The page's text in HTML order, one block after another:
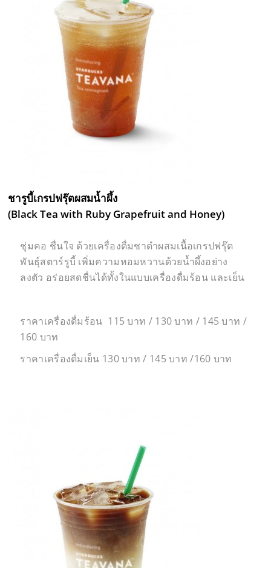
ชารูบี้เกรปฟรุ๊ตผสมน้ำผึ้ง
(Black Tea with Ruby Grapefruit and Honey)
ชุ่มคอ ชื่นใจ ด้วยเครื่องดื่มชาดำผสมเนื้อเกรปฟรุ๊ต
พันธุ์สตาร์รูบี้ เพิ่มความหอมหวานด้วยน้ำผึ้งอย่าง
ลงตัว อร่อยสดชื่นได้ทั้งในแบบเครื่องดื่มร้อน และเย็น
ราคาเครื่องดื่มร้อน 115 บาท / 130 บาท / 145 บาท /
160 บาท
ราคาเครื่องดื่มเย็น 130 บาท / 145 บาท /160 บาท